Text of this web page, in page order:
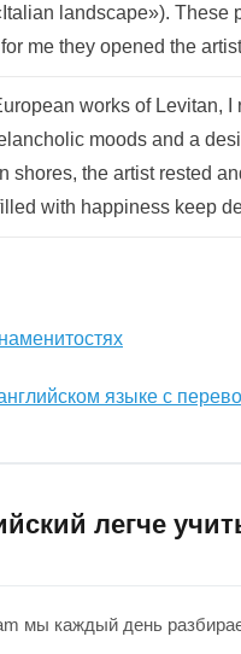
landscape»). These
me they opened the
works of Levitan,
moods and a
shores, the artist rested
with happiness keep
языке с
легче
мы каждый день